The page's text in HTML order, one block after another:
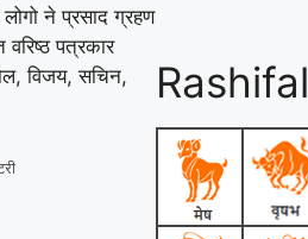
ने प्रसाद ग्रहण
पत्रकार
विजय, सचिन,
Get this Widget
Rashifal